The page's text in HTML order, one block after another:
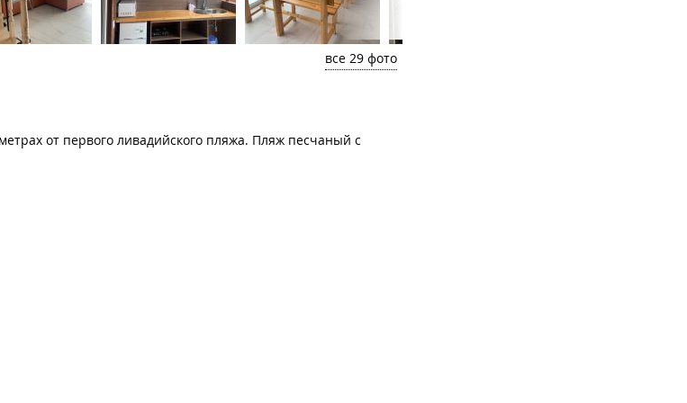
все 29 фото
от первого ливадийского пляжа. Пляж песчаный с